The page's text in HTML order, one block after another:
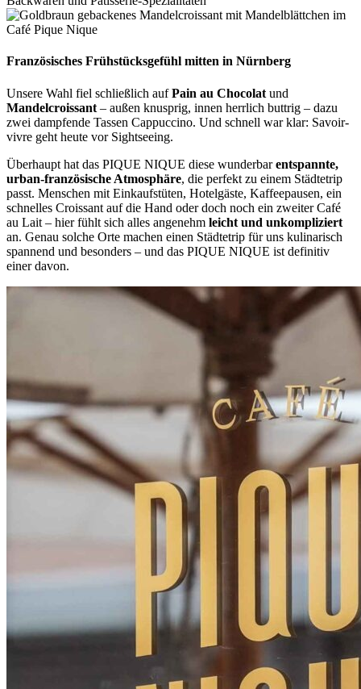
Französisches Frühstücksgefühl mitten in Nürnberg​
Unsere Wahl fiel schließlich aufPain au Chocolat und
Mandelcroissant – außen knusprig, innen herrlich buttrig – dazu
zwei dampfende Tassen Cappuccino. Und schnell war klar: Savoir-
vivre geht heute vor Sightseeing.
Überhaupt hat das PIQUE NIQUE diese wunderbarentspannte,
urban-französische Atmosphäre, die perfekt zu einem Städtetrip
passt. Menschen mit Einkaufstüten, Hotelgäste, Kaffeepausen, ein
schnelles Croissant auf die Hand oder doch noch ein zweiter Café
au Lait – hier fühlt sich alles angenehm leicht und unkompliziert
an. Genau solche Orte machen einen Städtetrip für uns kulinarisch
spannend und besonders – und das PIQUE NIQUE ist definitiv
einer davon.